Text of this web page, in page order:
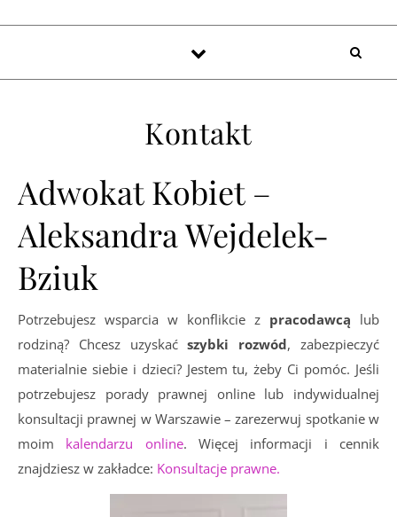
Kontakt
Adwokat Kobiet –
Aleksandra Wejdelek-
Bziuk
Potrzebujesz wsparcia w konflikcie z pracodawcą lub
rodziną? Chcesz uzyskaćszybki rozwód, zabezpieczyć
materialnie siebie i dzieci? Jestem tu, żeby Ci pomóc. Jeśli
potrzebujesz porady prawnej online lub indywidualnej
konsultacji prawnej w Warszawie – zarezerwuj spotkanie w
moim kalendarzu online. Więcej informacji i cennik
znajdziesz w zakładce: Konsultacje prawne.